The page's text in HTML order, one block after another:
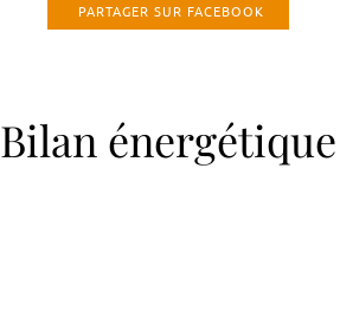
PARTAGER SUR FACEBOOK
Bilan énergétique